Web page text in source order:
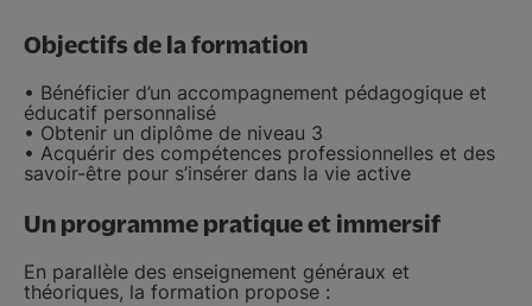
Objectifs de la formation
• Bénéficier d’un accompagnement pédagogique et
éducatif personnalisé
• Obtenir un diplôme de niveau 3
• Acquérir des compétences professionnelles et des
savoir-être pour s’insérer dans la vie active
Un programme pratique et immersif
En parallèle des enseignement généraux et
théoriques, la formation propose :